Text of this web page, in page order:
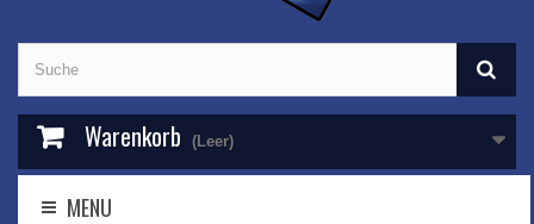
Warenkorb (Leer)
MENU